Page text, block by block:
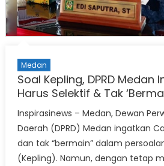
Medan
Soal Kepling, DPRD
Harus Selektif & Tak
Inspirasinews – Medan, Dewan
Daerah (DPRD) Medan ingatkan
dan tak “bermain” dalam
(Kepling). Namun, dengan tetap